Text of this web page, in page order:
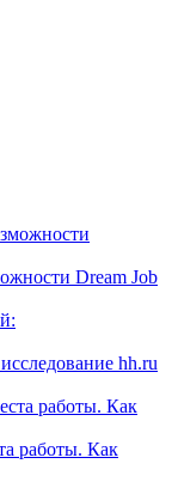
Dream Job
hh.ru
работы. Как